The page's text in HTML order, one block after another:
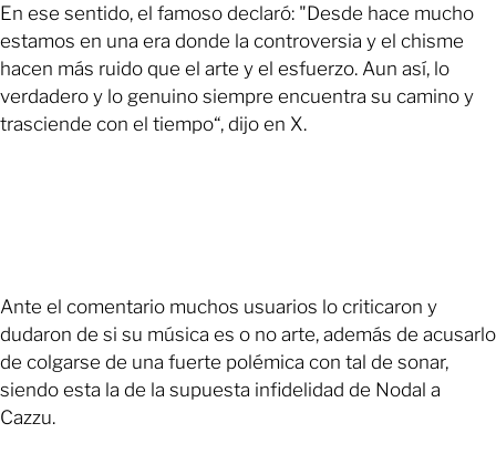
En ese sentido, el famoso declaró: "Desde hace mucho
estamos en una era donde la controversia y el chisme
hacen más ruido que el arte y el esfuerzo. Aun así, lo
verdadero y lo genuino siempre encuentra su camino y
trasciende con el tiempo“, dijo en X.
Ante el comentario muchos usuarios lo criticaron y
dudaron de si su música es o no arte, además de acusarlo
de colgarse de una fuerte polémica con tal de sonar,
siendo esta la de la supuesta infidelidad de Nodal a
Cazzu.